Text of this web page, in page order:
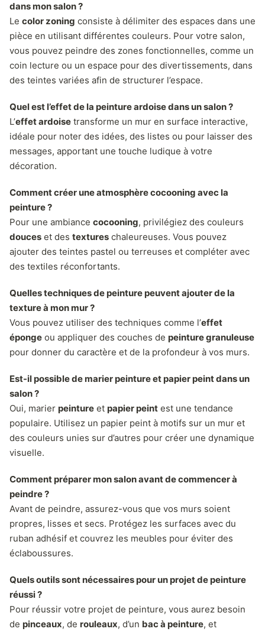
dans mon salon ?
Le color zoning consiste à délimiter des espaces dans une
pièce en utilisant différentes couleurs. Pour votre salon,
vous pouvez peindre des zones fonctionnelles, comme un
coin lecture ou un espace pour des divertissements, dans
des teintes variées afin de structurer l’espace.
Quel est l’effet de la peinture ardoise dans un salon ?
L’effet ardoise transforme un mur en surface interactive,
idéale pour noter des idées, des listes ou pour laisser des
messages, apportant une touche ludique à votre
décoration.
Comment créer une atmosphère cocooning avec la
peinture ?
Pour une ambiance cocooning, privilégiez des couleurs
douces et des textures chaleureuses. Vous pouvez
ajouter des teintes pastel ou terreuses et compléter avec
des textiles réconfortants.
Quelles techniques de peinture peuvent ajouter de la
texture à mon mur ?
Vous pouvez utiliser des techniques comme l’effet
éponge ou appliquer des couches de peinture granuleuse
pour donner du caractère et de la profondeur à vos murs.
Est-il possible de marier peinture et papier peint dans un
salon ?
Oui, marier peinture et papier peint est une tendance
populaire. Utilisez un papier peint à motifs sur un mur et
des couleurs unies sur d’autres pour créer une dynamique
visuelle.
Comment préparer mon salon avant de commencer à
peindre ?
Avant de peindre, assurez-vous que vos murs soient
propres, lisses et secs. Protégez les surfaces avec du
ruban adhésif et couvrez les meubles pour éviter des
éclaboussures.
Quels outils sont nécessaires pour un projet de peinture
réussi ?
Pour réussir votre projet de peinture, vous aurez besoin
de pinceaux, de rouleaux, d’un bac à peinture, et